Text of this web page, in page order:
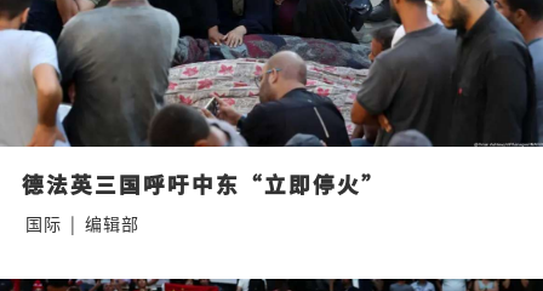
德法英三国呼吁中东“立即停火”
国际 | 编辑部